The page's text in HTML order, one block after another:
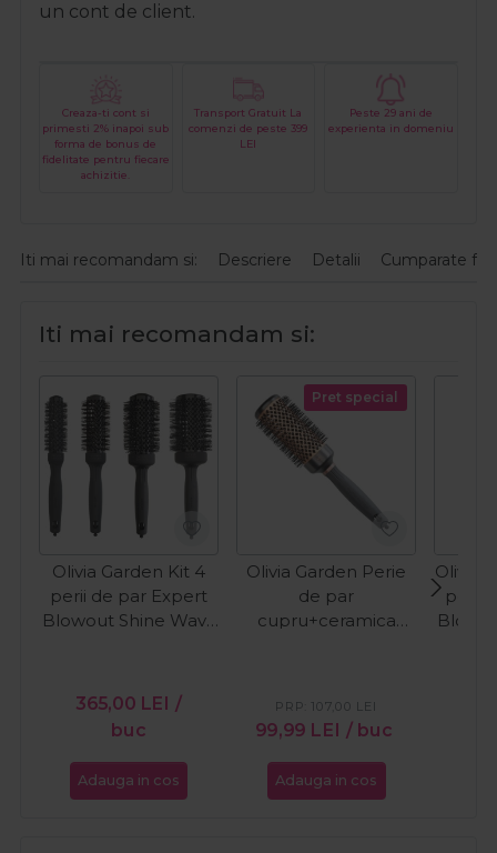
un cont de client.
Creaza-ti cont si
primesti 2% inapoi sub
forma de bonus de
fidelitate pentru fiecare
achizitie.
Transport Gratuit La
comenzi de peste 399
LEI
Peste 29 ani de
experienta in domeniu
Iti mai recomandam si: Descriere Detalii Cumparate
Iti mai recomandam si:
Olivia Garden Kit 4
perii de par Expert
Blowout Shine Wavy
365,00 LEI /
buc
Adauga in cos
Pret special
Olivia Garden Perie
de par
cupru+ceramica
99,99 LEI / buc
PRP: 107,00 LEI
Adauga in cos
Olivia
perii